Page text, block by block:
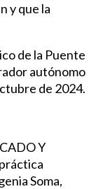
y que la
de la Puente
autónomo
de 2024.
Y
Soma,